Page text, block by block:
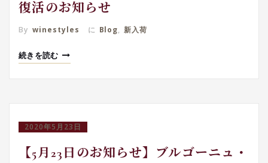
復活のお知らせ
By winestyles に Blog, 新入荷
続きを読む
2020年5月23日
【5月23日のお知らせ】ブルゴーニュ・